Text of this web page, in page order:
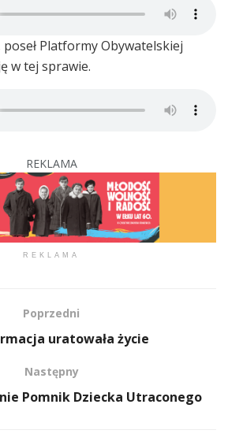
poseł Platformy Obywatelskiej
w tej sprawie.
REKLAMA
REKLAMA
Poprzedni
uratowała życie
Następny
Pomnik Dziecka Utraconego